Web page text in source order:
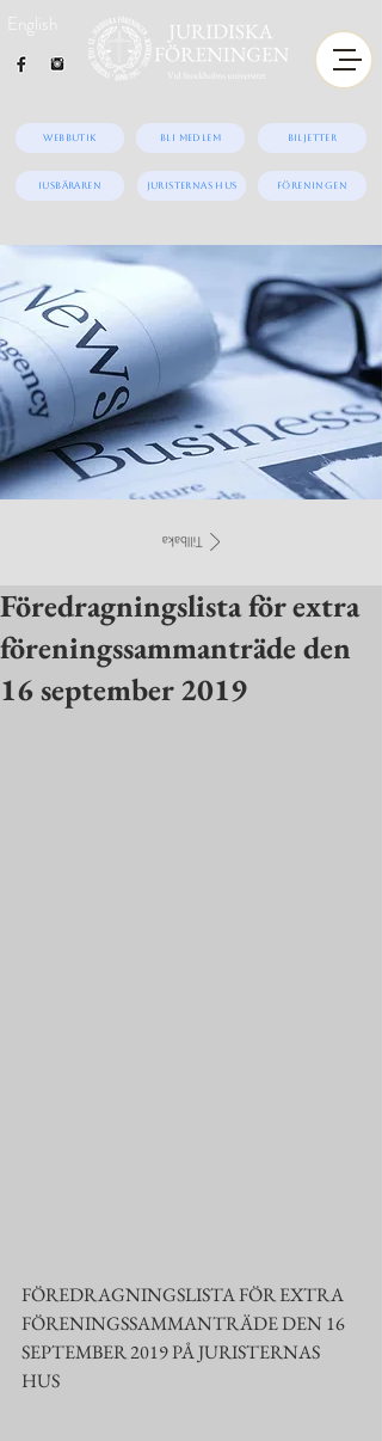
Bli medlem Biljetter
English
Webbutik
iUSBäraren Juristernas hus Föreningen
Föredragningslista för extra
föreningssammanträde den
16 september 2019
FÖREDRAGNINGSLISTA FÖR EXTRA
FÖRENINGSSAMMANTRÄDE DEN 16
SEPTEMBER 2019 PÅ JURISTERNAS
HUS